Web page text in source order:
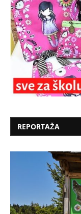
REPORTAŽA